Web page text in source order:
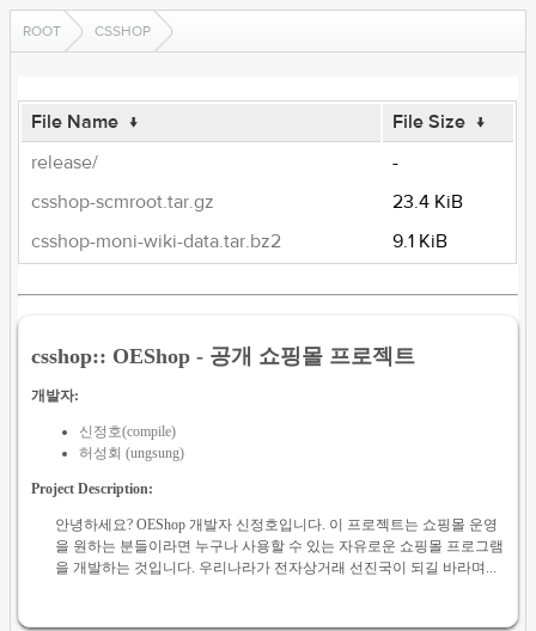
ROOT CSSHOP
File Name ↓ File Size ↓
release/
-
csshop-scmroot.tar.gz
23.4 KiB
csshop-moni-wiki-data.tar.bz2
9.1 KiB
csshop:: OEShop - 공개 쇼핑몰 프로젝트
개발자:
신정호(compile)
허성회 (ungsung)
Project Description:
안녕하세요? OEShop 개발자 신정호입니다. 이 프로젝트는 쇼핑몰 운영
을 원하는 분들이라면 누구나 사용할 수 있는 자유로운 쇼핑몰 프로그램
을 개발하는 것입니다. 우리나라가 전자상거래 선진국이 되길 바라며...